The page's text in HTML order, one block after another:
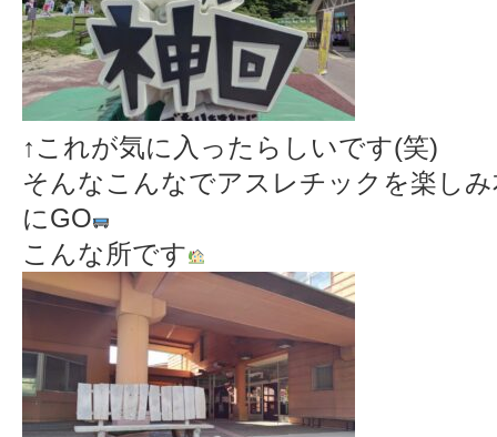
↑これが気に入ったらしいです(笑)
そんなこんなでアスレチックを楽し
にGO
こんな所です